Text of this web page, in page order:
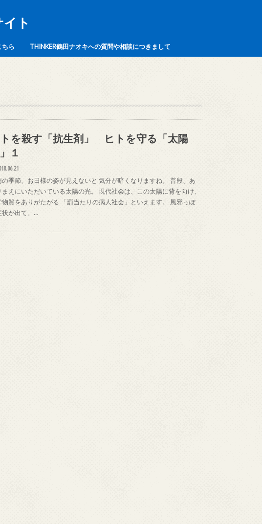
ト
ちら THINKER鶴田ナオキへの質問や相談につきまして
を殺す「抗生剤」 ヒトを守る「太陽
１
の季節、お日様の姿が見えないと 気分が暗くなりますね。 普段、あ
まえにいただいている太陽の光。 現代社会は、この太陽に背を向け、
物質をありがたがる 「罰当たりの病人社会」といえます。 風邪っぽ
状が出て、…